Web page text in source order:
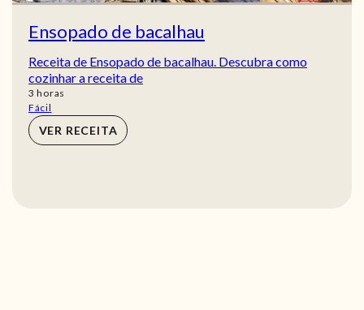
Ensopado de bacalhau
Receita de Ensopado de bacalhau. Descubra como
cozinhar a receita de
3 horas
horas
Fácil
VER RECEITA